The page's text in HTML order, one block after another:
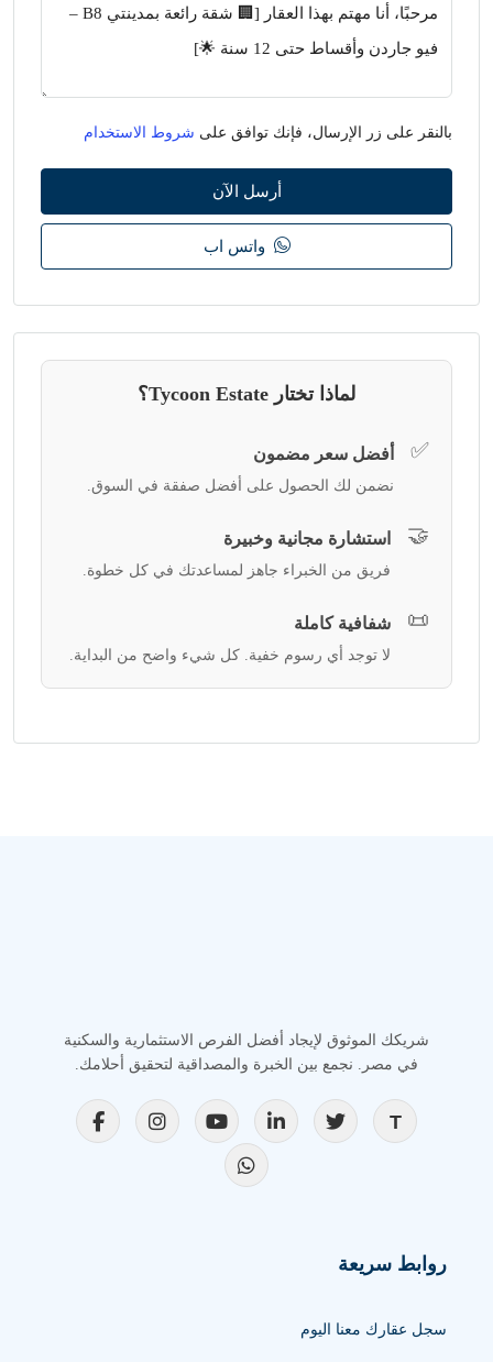
بالنقر على زر الإرسال، فإنك توافق على شروط الاستخدام
أرسل الآن
واتس اب
لماذا تختار Tycoon Estate؟
✅ أفضل سعر مضمون
نضمن لك الحصول على أفضل صفقة في السوق.
🤝 استشارة مجانية وخبيرة
فريق من الخبراء جاهز لمساعدتك في كل خطوة.
📜 شفافية كاملة
لا توجد أي رسوم خفية. كل شيء واضح من البداية.
شريكك الموثوق لإيجاد أفضل الفرص الاستثمارية والسكنية
في مصر. نجمع بين الخبرة والمصداقية لتحقيق أحلامك.
روابط سريعة
سجل عقارك معنا اليوم